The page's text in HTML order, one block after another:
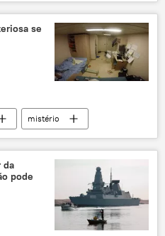
se
mistério
da
pode